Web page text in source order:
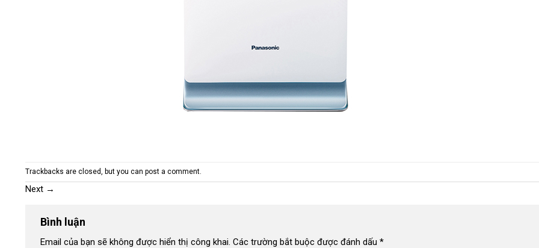
Trackbacks are closed, but you can post a comment
Next →
Bình luận
Email của bạn sẽ không được hiển thị công khai. Các trường bắt buộc được đánh dấu *